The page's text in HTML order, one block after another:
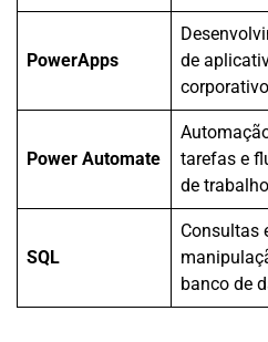
PowerApps
de
Power Automate
tarefas e
de trabalho
SQL
Consultas
banco de